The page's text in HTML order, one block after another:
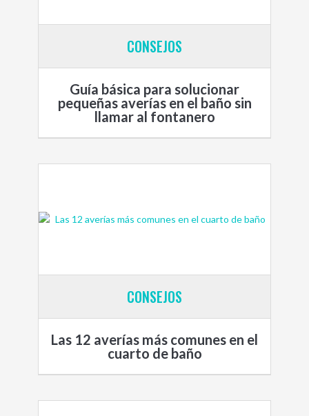
CONSEJOS
Guía básica para solucionar
pequeñas averías en el baño sin
llamar al fontanero
CONSEJOS
Las 12 averías más comunes en el
cuarto de baño